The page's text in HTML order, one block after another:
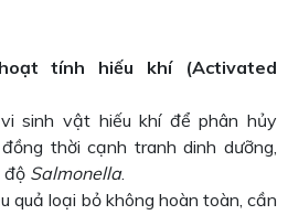
tính hiếu khí (Activated
sinh vật hiếu khí để phân hủy
thời cạnh tranh dinh dưỡng,
độ Salmonella.
quả loại bỏ không hoàn toàn, cần